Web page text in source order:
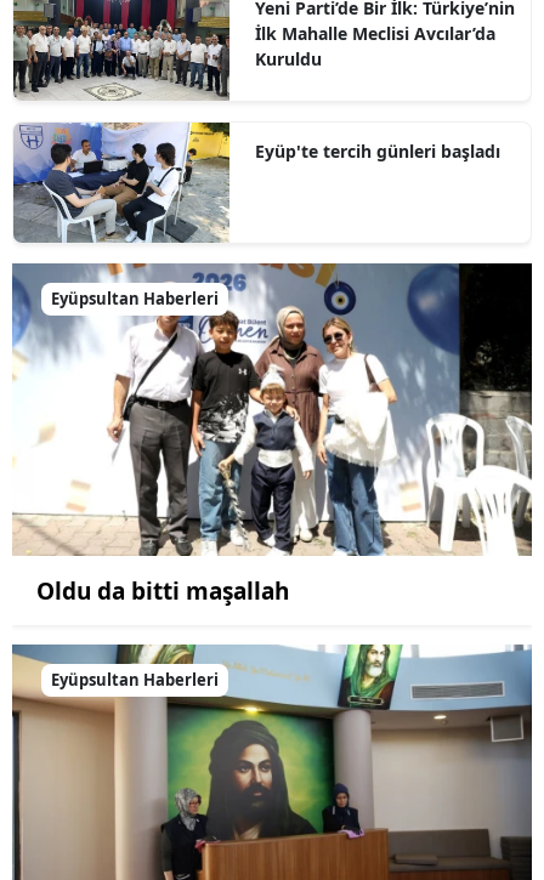
Yeni Parti’de Bir İlk: Türkiye’nin
İlk Mahalle Meclisi Avcılar’da
Kuruldu
Eyüp'te tercih günleri başladı
Eyüpsultan Haberleri
Oldu da bitti maşallah
Eyüpsultan Haberleri